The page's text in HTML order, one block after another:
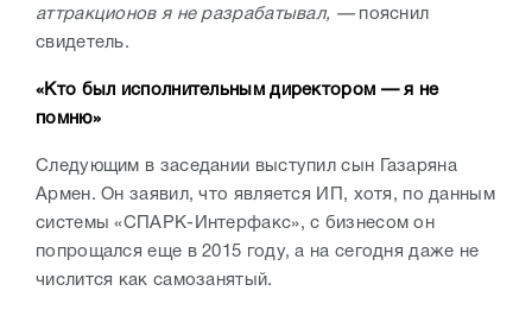
аттракционов я не разрабатывал, —пояснил
свидетель.
«Кто был исполнительным директором — я не
помню»
Следующим в заседании выступил сын Газаряна
Армен. Он заявил, что является ИП, хотя, по данным
системы «СПАРК-Интерфакс», с бизнесом он
попрощался еще в 2015 году, а на сегодня даже не
числится как самозанятый.